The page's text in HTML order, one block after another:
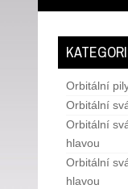
Orbitální
Orbitální
Orbitální
hlavou
Orbitální
hlavou